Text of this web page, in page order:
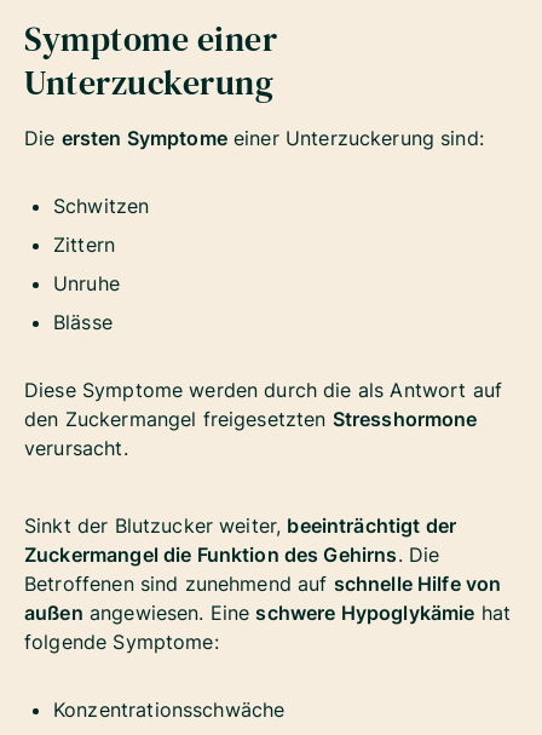
Symptome einer
Unterzuckerung
Die ersten Symptomeeiner Unterzuckerung sind:
Schwitzen
Zittern
Unruhe
Blässe
Diese Symptome werden durch die als Antwort auf
den Zuckermangel freigesetzten Stresshormone
verursacht.
Sinkt der Blutzucker weiter, beeinträchtigt der
Zuckermangel die Funktion des Gehirns. Die
Betroffenen sind zunehmend auf schnelle Hilfe von
außen angewiesen. Eineschwere Hypoglykämie hat
folgende Symptome:
Konzentrationsschwäche